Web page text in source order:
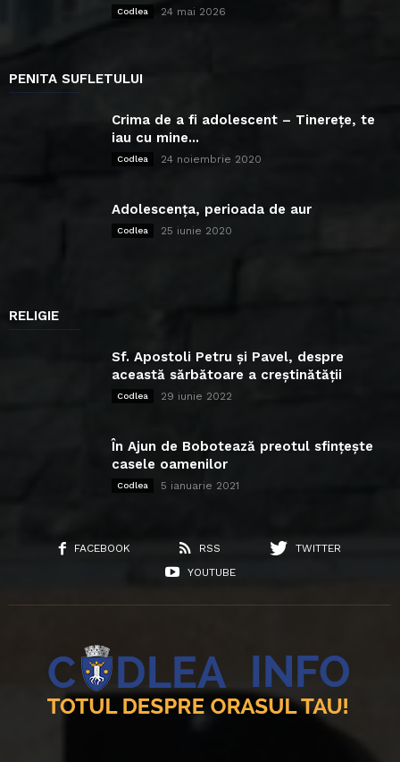
Codlea 24 mai 2026
PENITA SUFLETULUI
Crima de a fi adolescent – Tinerețe, te
iau cu mine...
Codlea 24 noiembrie 2020
Adolescența, perioada de aur
Codlea 25 iunie 2020
RELIGIE
Sf. Apostoli Petru și Pavel, despre
această sărbătoare a creștinătății
Codlea 29 iunie 2022
În Ajun de Bobotează preotul sfințește
casele oamenilor
Codlea 5 ianuarie 2021
FACEBOOK RSS
TWITTER
YOUTUBE